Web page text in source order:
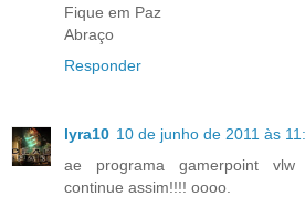
Fique em Paz
Abraço
Responder
lyra10 10 de junho de 2011 às
ae programa gamerpoint
continue assim!!!! oooo.